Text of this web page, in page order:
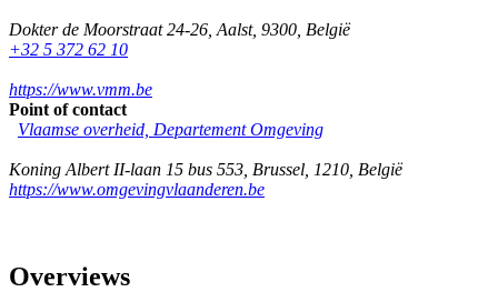
Dokter de Moorstraat 24-26 Aalst, 9300 België
+32 5 372 62 10
https://www.vmm.be
Point of contact
Vlaamse overheid, Departement Omgeving
Koning Albert II-laan 15 bus 553 Brussel 1210 België
https://www.omgevingvlaanderen.be
Overviews